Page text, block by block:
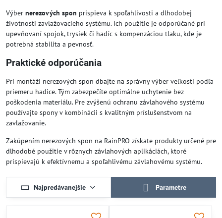
Výber nerezových spon prispieva k spoľahlivosti a dlhodobej
životnosti zavlažovacieho systému. Ich použitie je odporúčané pri
upevňovaní spojok, trysiek či hadíc s kompenzáciou tlaku, kde je
potrebná stabilita a pevnosť.
Praktické odporúčania
Pri montáži nerezových spon dbajte na správny výber veľkosti podľa
priemeru hadice. Tým zabezpečíte optimálne uchytenie bez
poškodenia materiálu. Pre zvýšenú ochranu závlahového systému
používajte spony v kombinácii s kvalitným príslušenstvom na
zavlažovanie.
Zakúpením nerezových spon na RainPRO získate produkty určené pre
dlhodobé použitie v rôznych závlahových aplikáciách, ktoré
prispievajú k efektívnemu a spoľahlivému závlahovému systému.
Najpredávanejšie Parametre